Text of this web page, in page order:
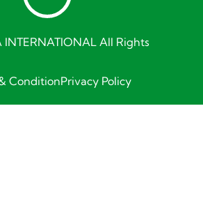
All Rights
ConditionPrivacy Policy